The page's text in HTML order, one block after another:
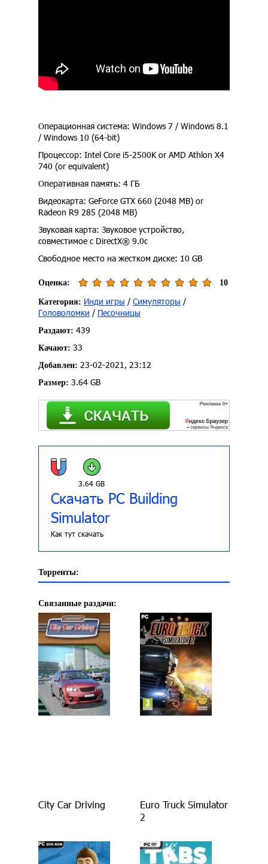
Операционная система: Windows 7 / Windows 8.1
/ Windows 10 (64-bit)
Процессор: Intel Core i5-2500K or AMD Athlon X4
740 (or equivalent)
Оперативная память: 4 ГБ
Видеокарта: GeForce GTX 660 (2048 MB) or
Radeon R9 285 (2048 MB)
Звуковая карта: Звуковое устройство,
совместимое с DirectX® 9.0c
Свободное место на жестком диске: 10 GB
Оценка: 10
Категория: Инди игры / Симуляторы /
Головоломки / Песочницы
Раздают: 439
Качают: 33
Добавлен: 23-02-2021, 23:12
Размер: 3.64 GB
3.64 GB
Скачать PC Building
Simulator
Как тут скачать
Торренты:
Связанные раздачи:
City Car Driving
Euro Truck Simulator
2